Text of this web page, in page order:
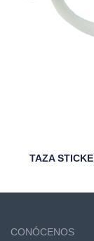
TAZA
CONÓCENOS